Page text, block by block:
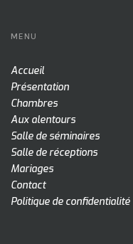
MENU
Accueil
Présentation
Chambres
Aux alentours
Salle de séminaires
Salle de réceptions
Mariages
Contact
Politique de confidentialité